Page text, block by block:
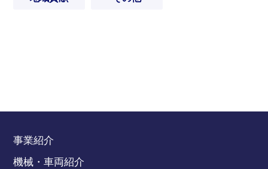
事業紹介
機械・車両紹介